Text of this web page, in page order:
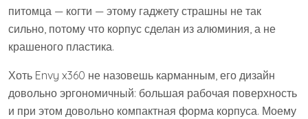
питомца — когти — этому гаджету страшны не так
сильно, потому что корпус сделан из алюминия, а не
крашеного пластика.
Хоть Envy x360 не назовешь карманным, его дизайн
довольно эргономичный: большая рабочая поверхность
и при этом довольно компактная форма корпуса. Моему